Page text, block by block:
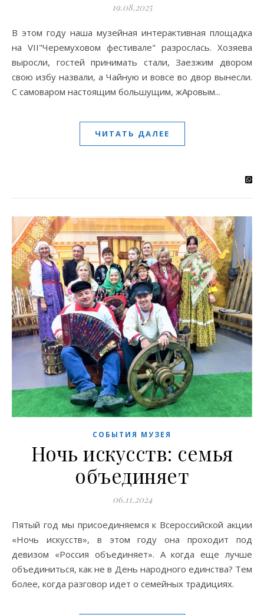
19.08.2025
В этом году наша музейная интерактивная площадка
на VII"Черемуховом фестивале" разрослась. Хозяева
выросли, гостей принимать стали, Заезжим двором
свою избу назвали, а Чайную и вовсе во двор вынесли.
С самоваром настоящим большущим, жАровым...
ЧИТАТЬ ДАЛЕЕ
СОБЫТИЯ МУЗЕЯ
Ночь искусств: семья
объединяет
06.11.2024
Пятый год мы присоединяемся к Всероссийской акции
«Ночь искусств», в этом году она проходит под
девизом «Россия объединяет». А когда еще лучше
объединиться, как не в День народного единства? Тем
более, когда разговор идет о семейных традициях.